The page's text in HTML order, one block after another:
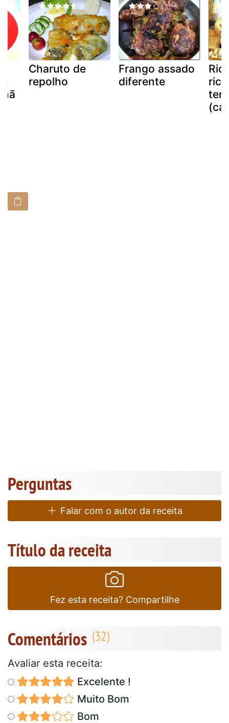
-
Charuto de
repolho
Frango assado
diferente
Perguntas
Falar com o autor da receita
Título da receita
Fez esta receita? Compartilhe
Comentários
Avaliar esta receita:
Excelente !
Muito Bom
Bom